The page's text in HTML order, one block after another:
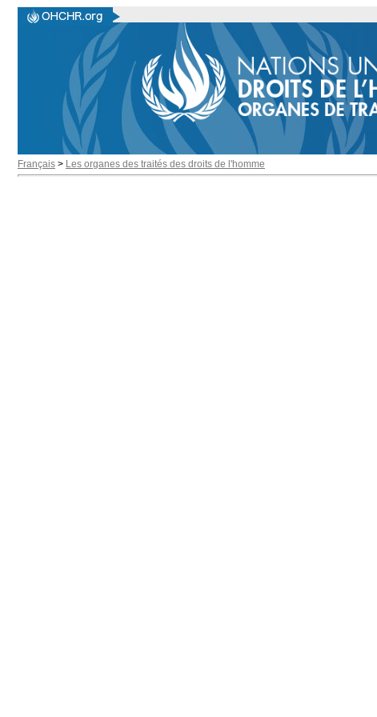
Français > Les organes des traités des droits de l'homme